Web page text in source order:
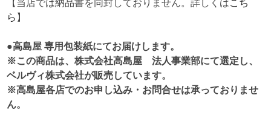
【当店では納品書を同封しておりません。詳しくはこち
ら 】
●高島屋 専用包装紙にてお届けします。
※この商品は、株式会社高島屋 法人事業部にて選定し、
ベルヴィ株式会社が販売しています。
※高島屋各店でのお申し込み・お問合せは承っておりませ
ん。